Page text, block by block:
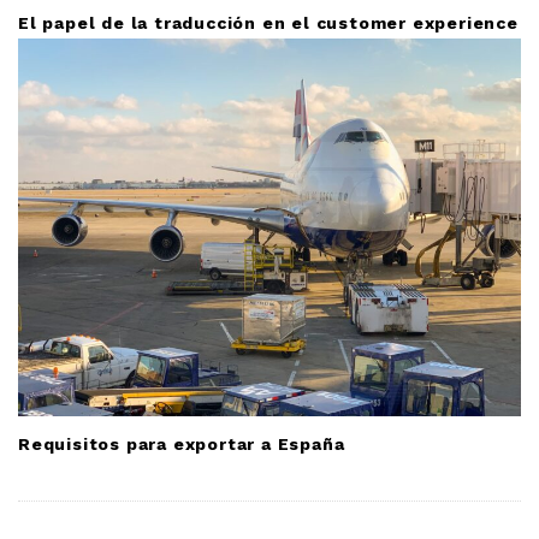
El papel de la traducción en el customer experience
Requisitos para exportar a España